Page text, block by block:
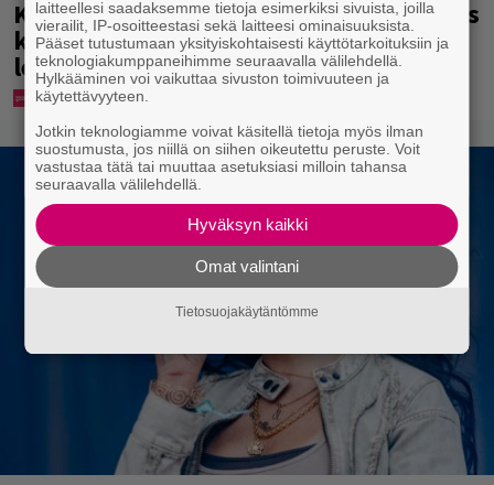
Karita Tykän ja Sami Saikkosen rakkaus
kukoistaa – vähäpukeista hempeilyä ja
leveitä virnistyksiä laiturilla
laitteellesi saadaksemme tietoja esimerkiksi sivuista, joilla
vierailit, IP-osoitteestasi sekä laitteesi ominaisuuksista.
Pääset tutustumaan yksityiskohtaisesti käyttötarkoituksiin ja
teknologiakumppaneihimme seuraavalla välilehdellä.
Hylkääminen voi vaikuttaa sivuston toimivuuteen ja
käytettävyyteen.
Jotkin teknologiamme voivat käsitellä tietoja myös ilman
suostumusta, jos niillä on siihen oikeutettu peruste. Voit
vastustaa tätä tai muuttaa asetuksiasi milloin tahansa
seuraavalla välilehdellä.
Hyväksyn kaikki
Omat valintani
Tietosuojakäytäntömme